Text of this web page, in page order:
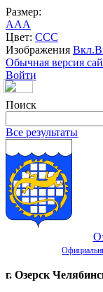
Размер:
AAA
Цвет: CCC
Изображения Вкл.
Обычная версия
Войти
Поиск
Все результаты
г. Озерск